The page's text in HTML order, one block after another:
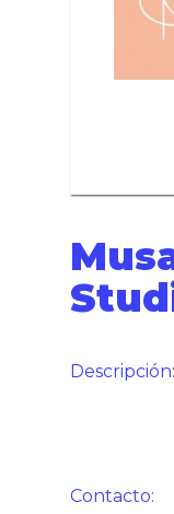
Descripción:
Contacto: